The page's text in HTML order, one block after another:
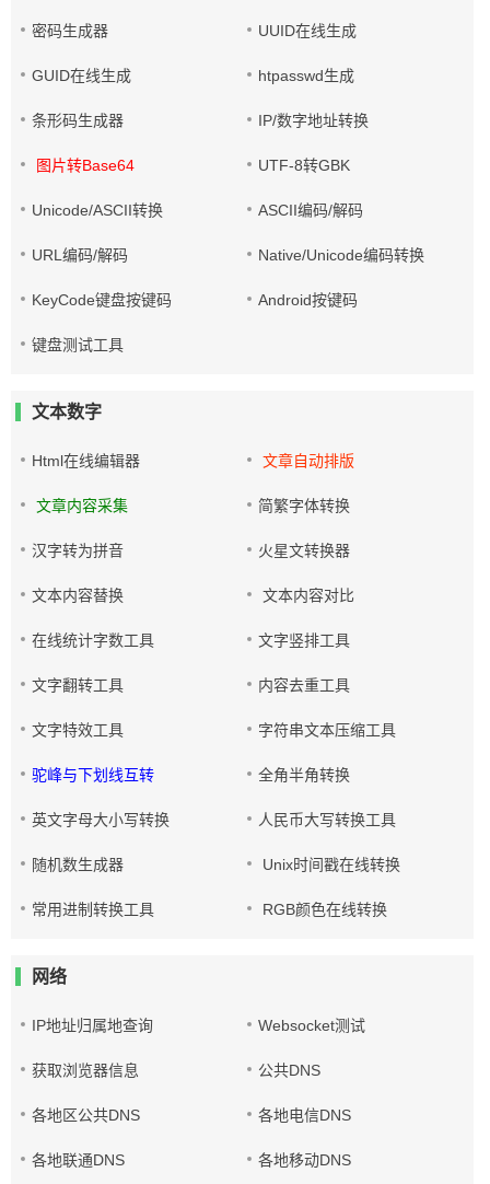
密码生成器 UUID在线生成
GUID在线生成 htpasswd生成
条形码生成器 IP/数字地址转换
图片转Base64 UTF-8转GBK
Unicode/ASCII转换 ASCII编码/解码
URL编码/解码 Native/Unicode编码转换
KeyCode键盘按键码 Android按键码
键盘测试工具
文本数字
Html在线编辑器 文章自动排版
文章内容采集 简繁字体转换
汉字转为拼音 火星文转换器
文本内容替换 文本内容对比
在线统计字数工具 文字竖排工具
文字翻转工具 内容去重工具
文字特效工具 字符串文本压缩工具
驼峰与下划线互转 全角半角转换
英文字母大小写转换 人民币大写转换工具
随机数生成器 Unix时间戳在线转换
常用进制转换工具 RGB颜色在线转换
网络
IP地址归属地查询 Websocket测试
获取浏览器信息 公共DNS
各地区公共DNS 各地电信DNS
各地联通DNS 各地移动DNS